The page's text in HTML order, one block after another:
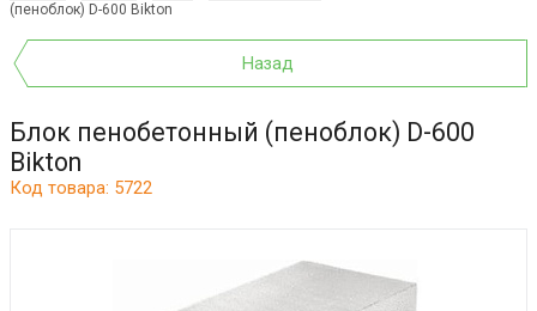
(пеноблок) D-600 Bikton
Назад
Блок пенобетонный (пеноблок) D-600
Bikton
Код товара: 5722